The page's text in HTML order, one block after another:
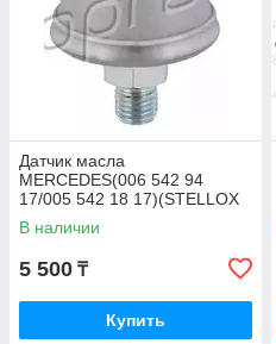
Датчик масла
MERCEDES(006 542 94
17/005 542 18 17)(STELLOX
06-08018-SX)
В наличии
5 500 ₸
Купить